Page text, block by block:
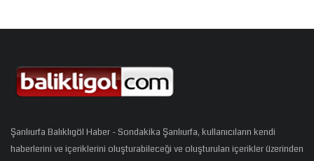
Şanlıurfa Balıklıgöl Haber - Sondakika Şanlıurfa, kullanıcıların kendi
haberlerini ve içeriklerini oluşturabileceği ve oluşturulan içerikler üzerinden